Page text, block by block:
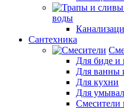
воды
Сантехника
Для биде и
Для ванны
Для кухни
Для
Смесители